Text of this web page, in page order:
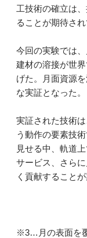
工技術の確立は
ることが期待され
今回の実験では
建材の溶接が世
げた。月面資源
な実証となった。
実証された技術
う動作の要素技
見せる中、軌道
サービス、さら
く貢献することが
※3…月の表面を